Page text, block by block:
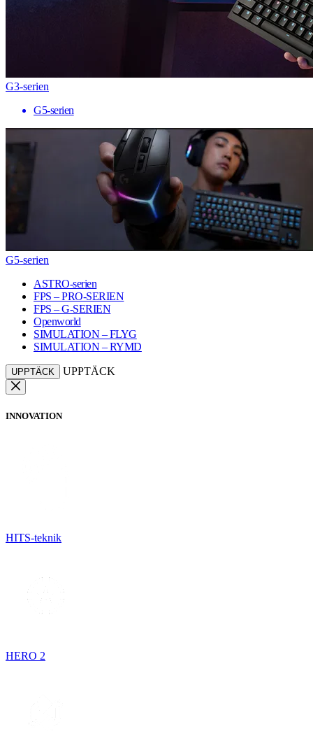
G3-serien
G5-serien
G5-serien
ASTRO-serien
FPS – PRO-SERIEN
FPS – G-SERIEN
Openworld
SIMULATION – FLYG
SIMULATION – RYMD
UPPTÄCK UPPTÄCK
INNOVATION
HITS-teknik
HERO 2